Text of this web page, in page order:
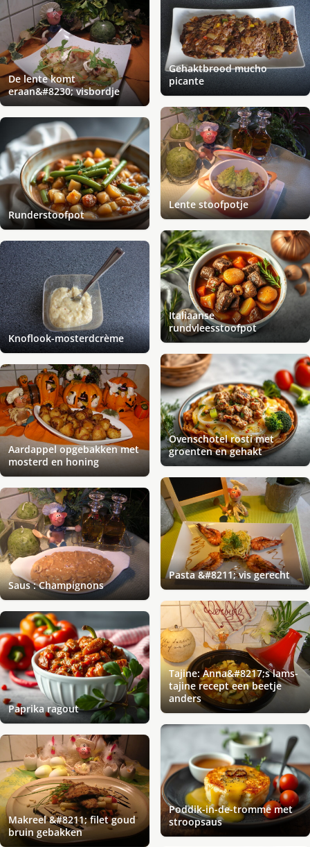
Gehaktbrood mucho
picante
De lente komt
eraan&#8230; visbordje
Lente stoofpotje
Runderstoofpot
Italiaanse
rundvleesstoofpot
Knoflook-mosterdcrème
Ovenschotel rosti met
groenten en gehakt
Aardappel opgebakken met
mosterd en honing
Pasta &#8211; vis gerecht
Saus : Champignons
Tajine: Anna&#8217;s lams-
tajine recept een beetje
anders
Paprika ragout
Poddik-in-de-tromme met
stroopsaus
Makreel &#8211; filet goud
bruin gebakken